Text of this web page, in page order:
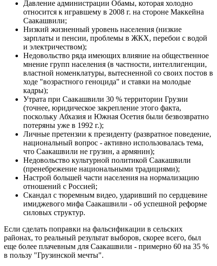
Давление администрации Обамы, которая холодно
относится к игравшему в 2008 г. на стороне Маккейна
Саакашвили;
Низкий жизненный уровень населения (низкие
зарплаты и пенсии, проблемы в ЖКХ, перебои с водой
и электричеством);
Недовольство ряда имеющих влияние на общественное
мнение групп населения (в частности, интеллигенции,
властной номенклатуры, вытесненной со своих постов в
ходе "возрастного геноцида" и ставки на молодые
кадры);
Утрата при Саакашвили 30 % территории Грузии
(точнее, юридическое закрепление этого факта,
поскольку Абхазия и Южная Осетия были безвозвратно
потеряны уже в 1992 г.);
Личные претензии к президенту (развратное поведение,
национальный вопрос - активно использовалась тема,
что Саакашвили не грузин, а армянин);
Недовольство культурной политикой Саакашвили
(пренебрежение национальными традициями);
Настрой большей части населения на нормализацию
отношений с Россией;
Скандал с тюремным видео, ударивший по сердцевине
имиджевого мифа Саакашвили - об успешной реформе
силовых структур.
Если сделать поправки на фальсификации в сельских
районах, то реальный результат выборов, скорее всего, был
еще более плачевным для Саакашвили - примерно 60 на 35 %
в пользу "Грузинской мечты".